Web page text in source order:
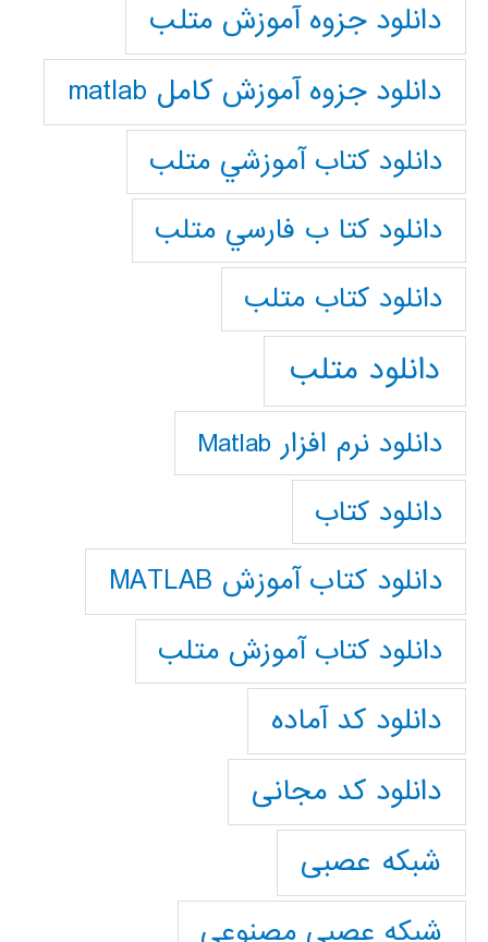
دانلود جزوه آموزش متلب
دانلود جزوه آموزش کامل matlab
دانلود كتاب آموزشي متلب
دانلود كتا ب فارسي متلب
دانلود كتاب متلب
دانلود متلب
دانلود نرم افزار Matlab
دانلود کتاب
دانلود کتاب آموزش MATLAB
دانلود کتاب آموزش متلب
دانلود کد آماده
دانلود کد مجانی
شبکه عصبی
شبکه عصبی مصنوعی